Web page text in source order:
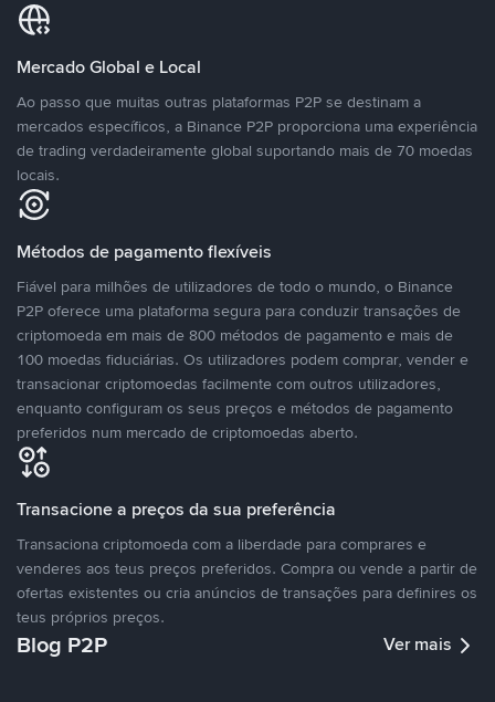
Mercado Global e Local
Ao passo que muitas outras plataformas P2P se destinam a
mercados específicos, a Binance P2P proporciona uma experiência
de trading verdadeiramente global suportando mais de 70 moedas
locais.
Métodos de pagamento flexíveis
Fiável para milhões de utilizadores de todo o mundo, o Binance
P2P oferece uma plataforma segura para conduzir transações de
criptomoeda em mais de 800 métodos de pagamento e mais de
100 moedas fiduciárias. Os utilizadores podem comprar, vender e
transacionar criptomoedas facilmente com outros utilizadores,
enquanto configuram os seus preços e métodos de pagamento
preferidos num mercado de criptomoedas aberto.
Transacione a preços da sua preferência
Transaciona criptomoeda com a liberdade para comprares e
venderes aos teus preços preferidos. Compra ou vende a partir de
ofertas existentes ou cria anúncios de transações para definires os
teus próprios preços.
Blog P2P Ver mais